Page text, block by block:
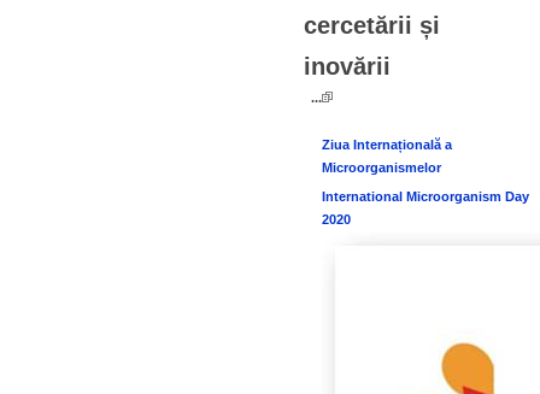
cercetării și
inovării
...
Ziua Internațională a
Microorganismelor
International Microorganism Day
2020